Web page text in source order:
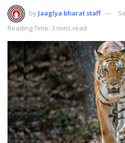
by Jaaglya bharat staff
Reading Time: 3 mins read